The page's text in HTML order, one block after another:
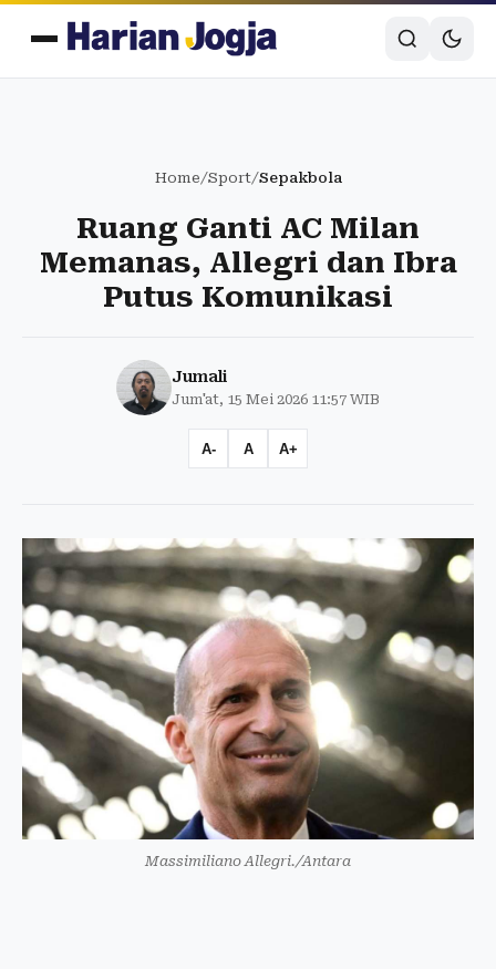
Home/Sport/Sepakbola
Ruang Ganti AC Milan
Memanas, Allegri dan Ibra
Putus Komunikasi
Jumali
Jum'at, 15 Mei 2026 11:57 WIB
A- A A+
Massimiliano Allegri./Antara